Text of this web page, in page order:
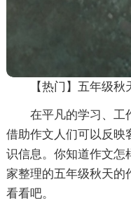
【热门】五年级
在平凡的学习、工
借助作文人们可以反映
识信息。你知道作文怎
家整理的五年级秋天的
看看吧。